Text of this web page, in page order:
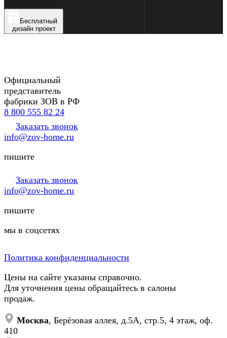
Бесплатный
дизайн проект
Официальный
представитель
фабрики ЗОВ в РФ
8 800 555 82 24
Заказать звонок
info@zov-home.ru
пишите
Заказать звонок
info@zov-home.ru
пишите
мы в соцсетях
Политика конфиденциальности
Цены на сайте указаны справочно.
Для уточнения цены обращайтесь в салоны
продаж.
Москва, Берёзовая аллея, д.5А, стр.5, 4 этаж, оф.
410